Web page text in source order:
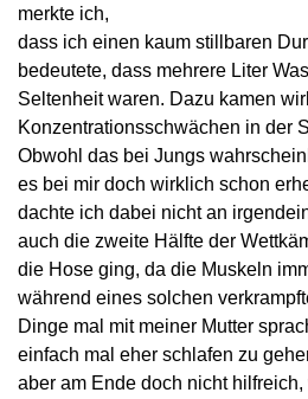
merkte ich,
dass ich einen kaum stillbaren
bedeutete, dass mehrere Liter
Seltenheit waren. Dazu kamen
Konzentrationsschwächen in der
Obwohl das bei Jungs
es bei mir doch wirklich schon
dachte ich dabei nicht an
auch die zweite Hälfte der
die Hose ging, da die Muskeln
während eines solchen
Dinge mal mit meiner Mutter
einfach mal eher schlafen zu
aber am Ende doch nicht